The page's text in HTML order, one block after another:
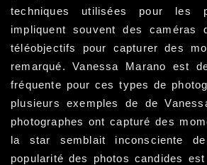
techniques utilisées pour les
impliquent souvent des caméras
téléobjectifs pour capturer des
remarqué. Vanessa Marano est
fréquente pour ces types de
plusieurs exemples de de
photographes ont capturé des
la star semblait inconsciente
popularité des photos candides